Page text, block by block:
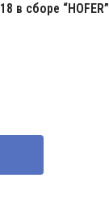
в сборе “HOFER”